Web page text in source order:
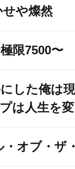
や燦然
限7500〜
した俺は
は人生を
・オブ・ザ